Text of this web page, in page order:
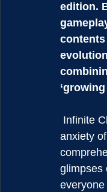
edition.
anxiety
glimpses